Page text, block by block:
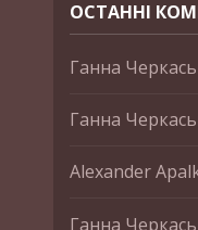
ОСТАННІ
Ганна
Ганна
Alexander
Ганна